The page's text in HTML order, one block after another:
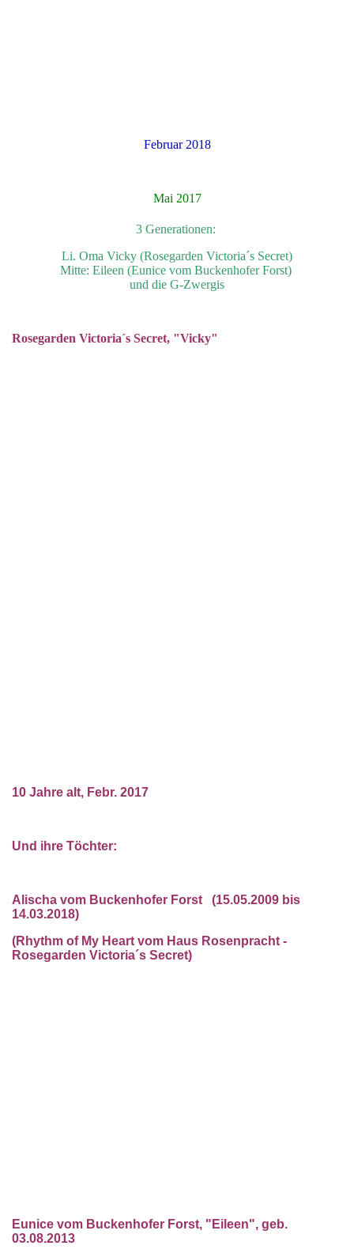
Februar 2018
Mai 2017
3 Generationen:
Li. Oma Vicky (Rosegarden Victoria´s Secret)
Mitte: Eileen (Eunice vom Buckenhofer Forst)
und die G-Zwergis
Rosegarden Victoria´s Secret, "Vicky"
10 Jahre alt, Febr. 2017
Und ihre Töchter:
Alischa vom Buckenhofer Forst (15.05.2009 bis
14.03.2018)
(Rhythm of My Heart vom Haus Rosenpracht -
Rosegarden Victoria´s Secret)
Eunice vom Buckenhofer Forst, "Eileen", geb.
03.08.2013